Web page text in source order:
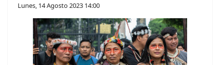
Lunes, 14 Agosto 2023 14:00